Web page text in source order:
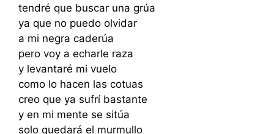
tendré que buscar una grúa
ya que no puedo olvidar
a mi negra caderúa
pero voy a echarle raza
y levantaré mi vuelo
como lo hacen las cotuas
creo que ya sufrí bastante
y en mi mente se sitúa
solo quedará el murmullo